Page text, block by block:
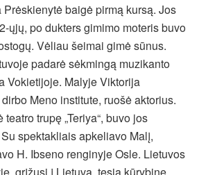
baigė pirmą kursą. Jos
ųjų, po dukters gimimo moteris buvo
Vėliau šeimai gimė sūnus.
padarė sėkmingą muzikanto
Vokietijoje. Malyje Viktorija
Meno institute, ruošė aktorius.
trupę „Teriya“, buvo jos
spektakliais apkeliavo Malį,
H. Ibseno renginyje Osle. Lietuvos
grįžusi į Lietuvą, tęsia kūrybinę